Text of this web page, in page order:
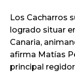
Los Cacharros
logrado situar
Canaria,
afirma Matías
principal